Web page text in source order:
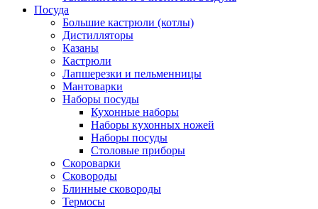
Посуда
Большие кастрюли (котлы)
Дистилляторы
Казаны
Кастрюли
Лапшерезки и пельменницы
Мантоварки
Наборы посуды
Кухонные наборы
Наборы кухонных ножей
Наборы посуды
Столовые приборы
Скороварки
Сковороды
Блинные сковороды
Термосы